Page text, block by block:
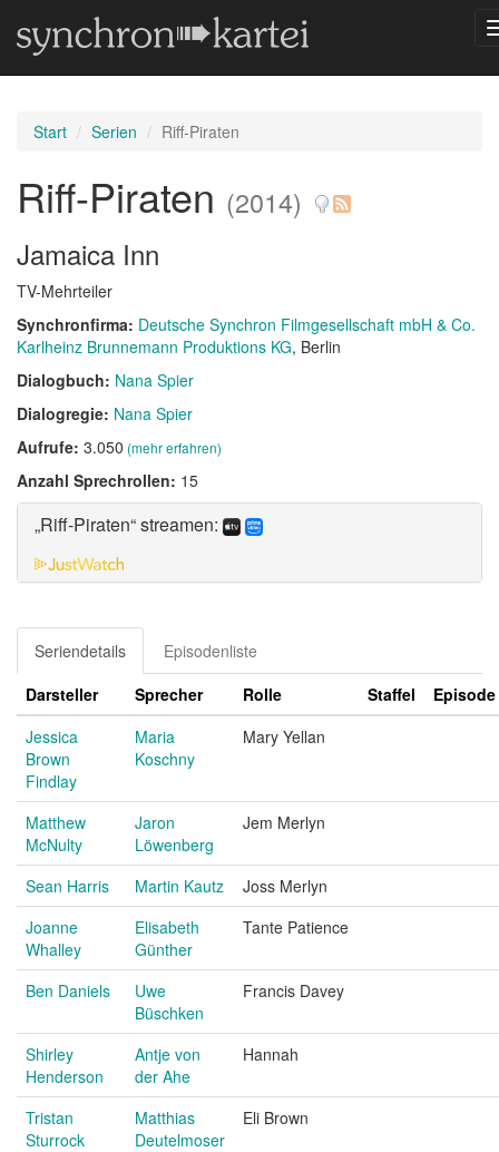
Start Serien Riff-Piraten
Riff-Piraten (2014)
Jamaica Inn
TV-Mehrteiler
Synchronfirma: Deutsche Synchron Filmgesellschaft mbH & Co.
Karlheinz Brunnemann Produktions KG, Berlin
Dialogbuch: Nana Spier
Dialogregie: Nana Spier
Aufrufe: 3.050 (mehr erfahren)
Anzahl Sprechrollen: 15
„Riff-Piraten“ streamen:
Seriendetails
Episodenliste
Darsteller
Sprecher Rolle Staffel
Episode
Jessica
Brown
Findlay
Maria
Koschny
Mary Yellan
Matthew
McNulty
Jaron
Löwenberg
Jem Merlyn
Sean Harris Martin Kautz
Joss Merlyn
Joanne
Whalley
Elisabeth
Günther
Tante Patience
Ben Daniels
Uwe
Büschken
Francis Davey
Shirley
Henderson
Antje von
der Ahe
Hannah
Tristan
Sturrock
Matthias
Deutelmoser
Eli Brown